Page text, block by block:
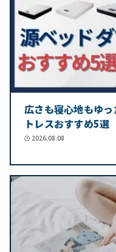
広さも寝心地もゆ
トレスおすすめ5選
2026.08.08